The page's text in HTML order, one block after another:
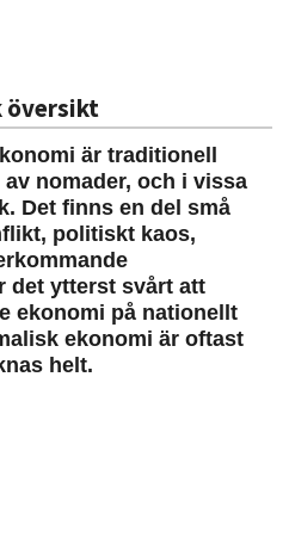
översikt
är traditionell
nomader, och i vissa
Det finns en del små
politiskt kaos,
det ytterst svårt att
ekonomi på nationellt
ekonomi är oftast
helt.